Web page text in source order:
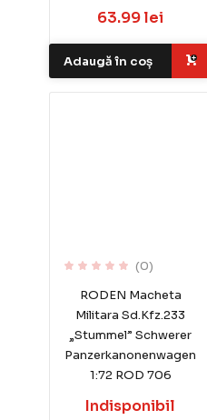
63.99 lei
Adaugă în coș
(0)
RODEN Macheta
Militara Sd.Kfz.233
„Stummel” Schwerer
Panzerkanonenwagen
1:72 ROD 706
Indisponibil